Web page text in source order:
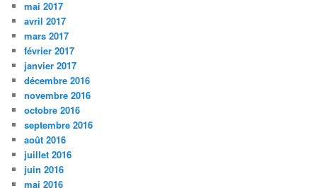
mai 2017
avril 2017
mars 2017
février 2017
janvier 2017
décembre 2016
novembre 2016
octobre 2016
septembre 2016
août 2016
juillet 2016
juin 2016
mai 2016